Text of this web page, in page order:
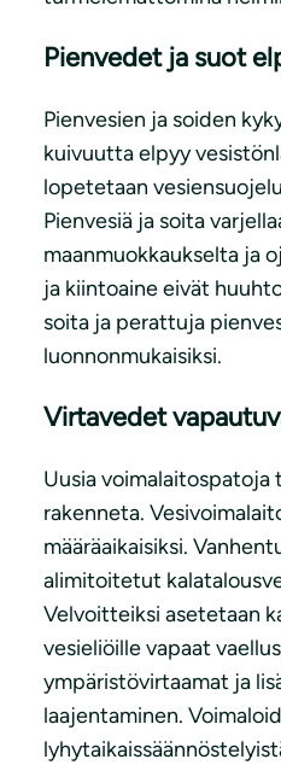
Pienvedet ja suot
Pienvesien ja soiden
kuivuutta elpyy
lopetetaan
Pienvesiä ja soita
maanmuokkaukselta ja
ja kiintoaine eivät
soita ja perattuja
luonnonmukaisiksi.
Virtavedet
Uusia voimalaitospatoja
rakenneta.
määräaikaisiksi.
alimitoitetut
Velvoitteiksi asetetaan
vesieliöille vapaat
ympäristövirtaamat ja
laajentaminen.